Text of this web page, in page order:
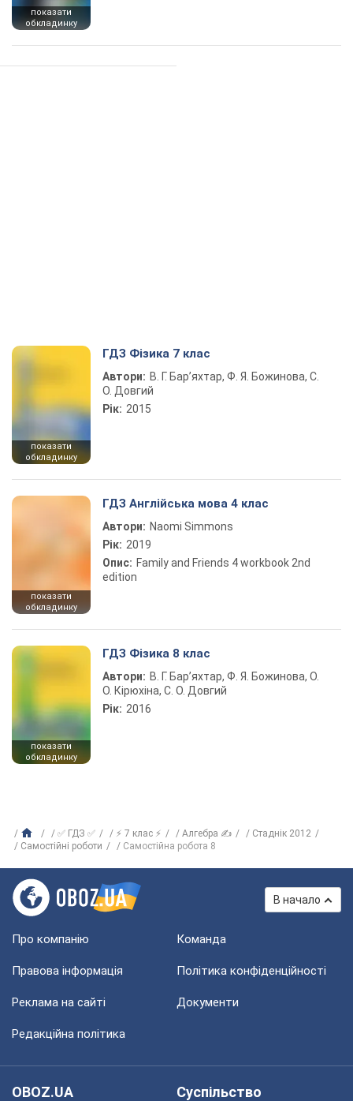
показати
обкладинку
показати
обкладинку
ГДЗ Фізика 7 клас
Автори: В. Г. Бар’яхтар, Ф. Я. Божинова, С.
О. Довгий
Рік: 2015
показати
обкладинку
ГДЗ Англійська мова 4 клас
Автори: Naomi Simmons
Рік: 2019
Опис: Family and Friends 4 workbook 2nd
edition
показати
обкладинку
ГДЗ Фізика 8 клас
Автори: В. Г. Бар’яхтар, Ф. Я. Божинова, О.
О. Кірюхіна, С. О. Довгий
Рік: 2016
✅ ГДЗ ✅ ⚡ 7 клас ⚡ Алгебра ✍
Стаднік 2012
Самостійні роботи
Самостійна робота 8
В начало
Про компанію Команда
Правова інформація Політика конфіденційності
Реклама на сайті Документи
Редакційна політика
OBOZ.UA
Суспільство